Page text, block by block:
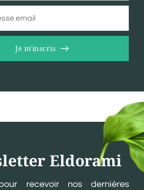
Je m'inscris
Eldorami
pour recevoir nos dernières